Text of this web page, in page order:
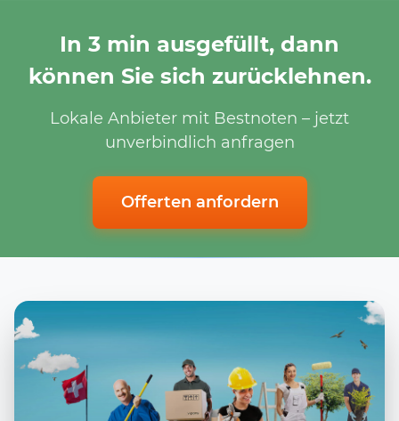
In 3 min ausgefüllt, dann
können Sie sich zurücklehnen.
Lokale Anbieter mit Bestnoten – jetzt
unverbindlich anfragen
Offerten anfordern